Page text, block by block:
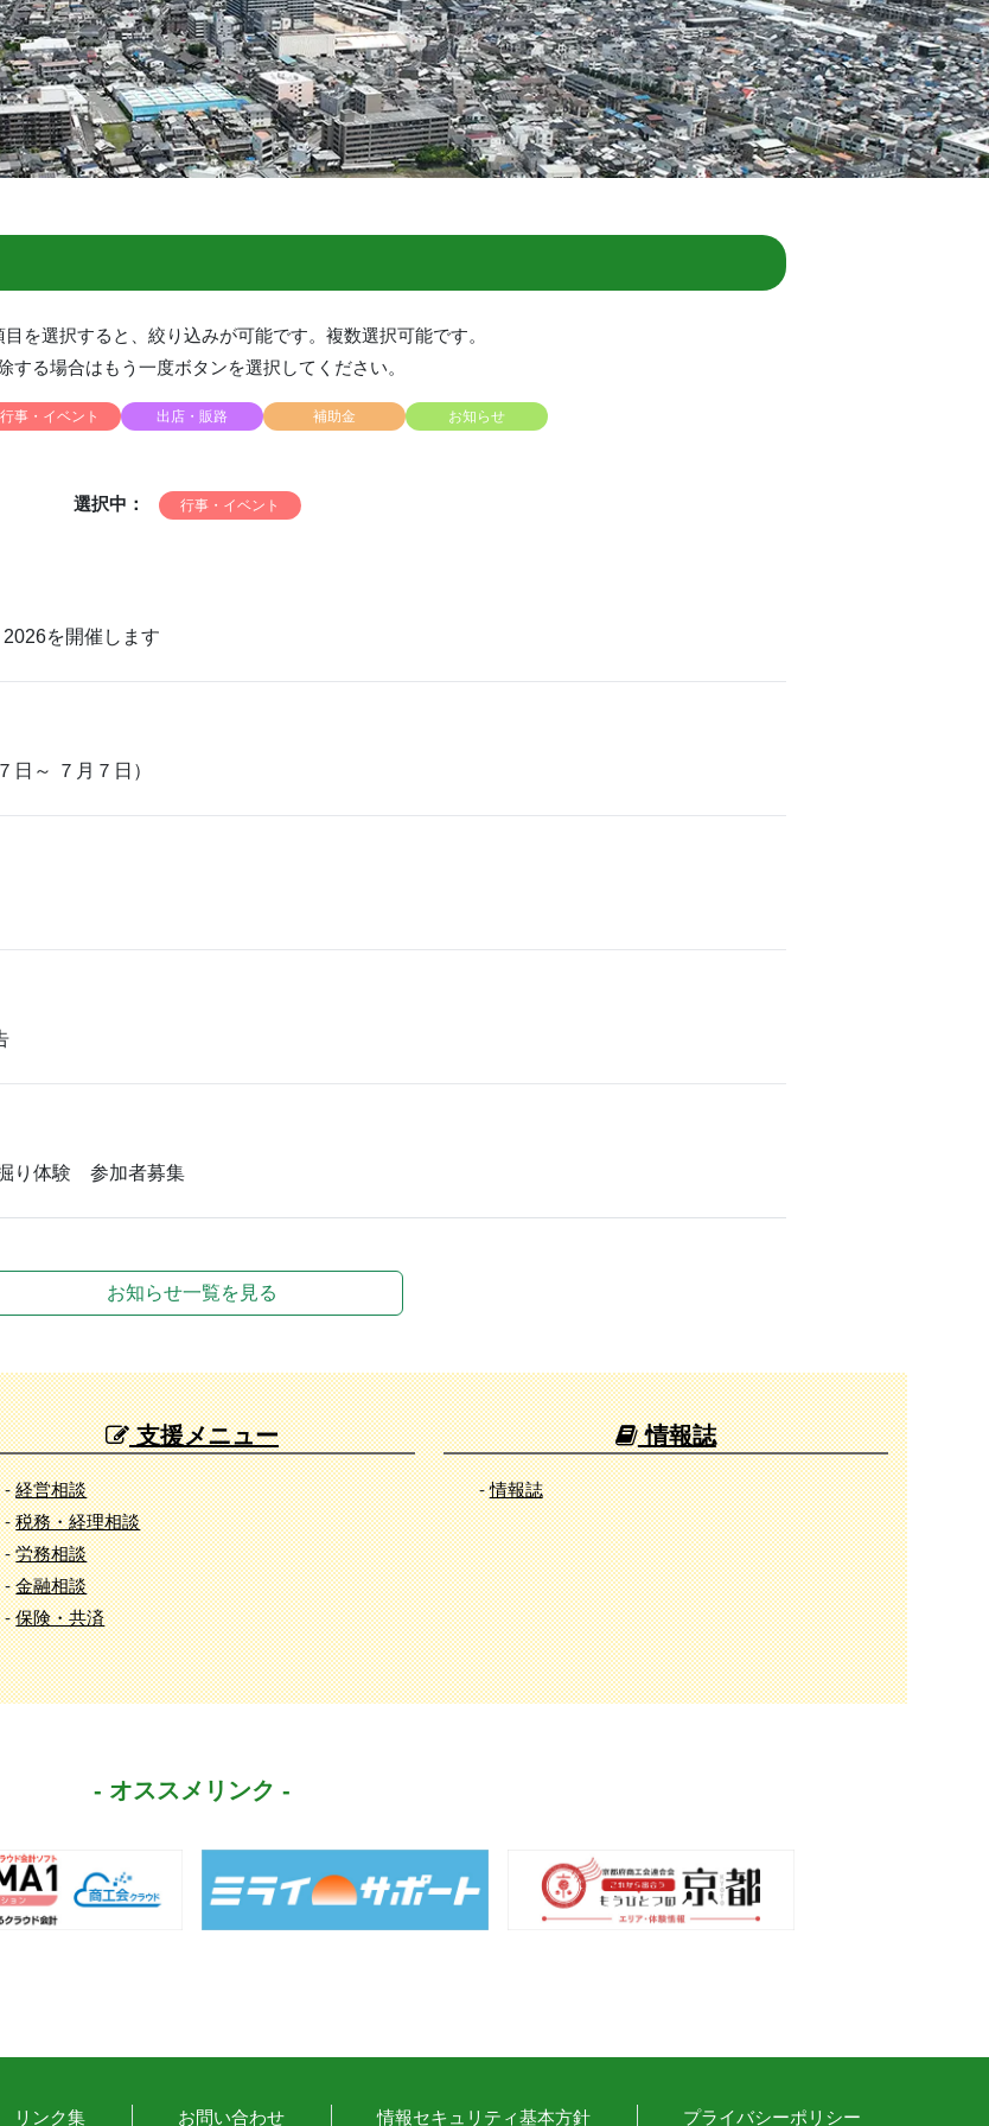
を選択すると、絞り込みが可能です。複数選択可能です。
する場合はもう一度ボタンを選択してください。
行事・イベント 出店・販路 補助金 お知らせ
選択中： 行事・イベント
を開催します
日～ ７月７日）
り体験 参加者募集
お知らせ一覧を見る
支援メニュー
-経営相談
-税務・経理相談
-労務相談
-金融相談
-保険・共済
情報誌
-情報誌
- オススメリンク -
リンク集 お問い合わせ 情報セキュリティ基本方針 プライバシーポリシー